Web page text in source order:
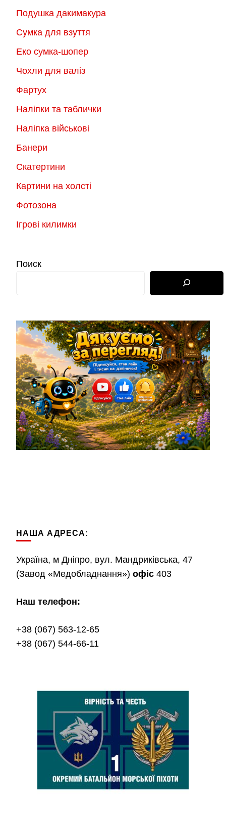
Подушка дакимакура
Сумка для взуття
Еко сумка-шопер
Чохли для валіз
Фартух
Наліпки та таблички
Наліпка військові
Банери
Скатертини
Картини на холсті
Фотозона
Ігрові килимки
Поиск
НАША АДРЕСА:
Україна, м Дніпро, вул. Мандриківська, 47
(Завод «Медобладнання») офіс 403
Наш телефон:
+38 (067) 563-12-65
+38 (067) 544-66-11